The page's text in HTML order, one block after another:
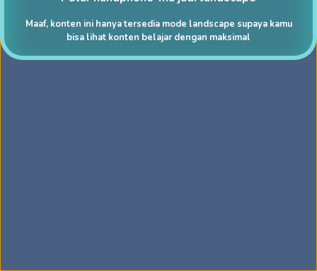
Maaf, konten ini hanya tersedia mode landscape supaya kamu
bisa lihat konten belajar dengan maksimal